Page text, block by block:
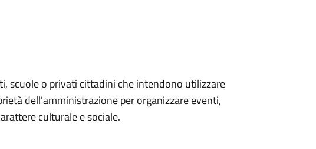
scuole o privati cittadini che intendono utilizzare
dell'amministrazione per organizzare eventi,
culturale e sociale.